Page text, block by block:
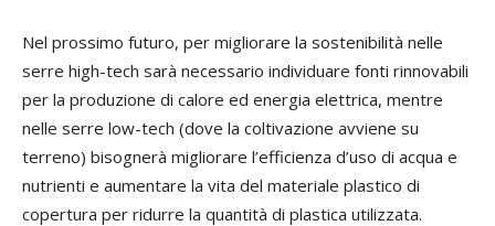
Nel prossimo futuro, per migliorare la sostenibilità nelle
serre high-tech sarà necessario individuare fonti rinnovabili
per la produzione di calore ed energia elettrica, mentre
nelle serre low-tech (dove la coltivazione avviene su
terreno) bisognerà migliorare l’efficienza d’uso di acqua e
nutrienti e aumentare la vita del materiale plastico di
copertura per ridurre la quantità di plastica utilizzata.